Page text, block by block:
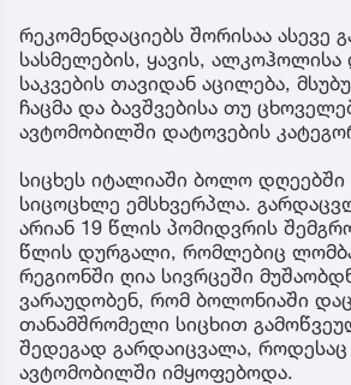
რეკომენდაციებს შორისაა ასევე
სასმელების, ყავის, ალკოჰოლისა
საკვების თავიდან აცილება,
ჩაცმა და ბავშვებისა თუ
ავტომობილში დატოვების
სიცხეს იტალიაში ბოლო დღეებში
სიცოცხლე ემსხვერპლა.
არიან 19 წლის პომიდვრის
წლის დურგალი, რომლებიც
რეგიონში ღია სივრცეში
ვარაუდობენ, რომ ბოლონიაში
თანამშრომელი სიცხით
შედეგად გარდაიცვალა, როდესაც
ავტომობილში იმყოფებოდა.